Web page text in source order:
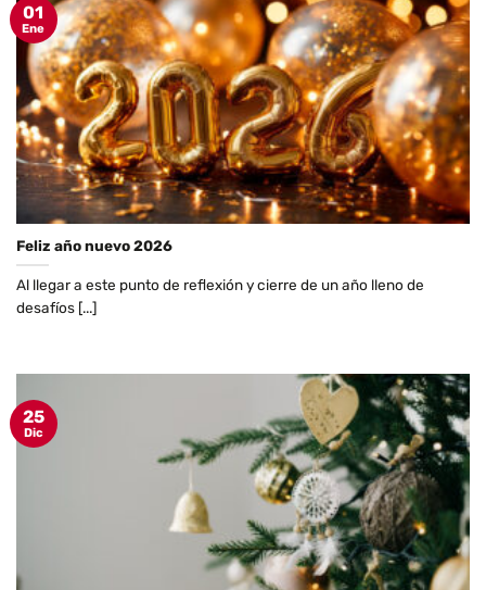
Feliz año nuevo 2026
Al llegar a este punto de reflexión y cierre de un año lleno de
desafíos [...]
01
Ene
25
Dic